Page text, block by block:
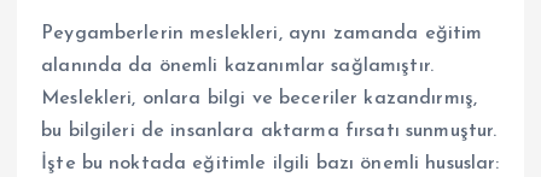
Peygamberlerin meslekleri, aynı zamanda eğitim
alanında da önemli kazanımlar sağlamıştır.
Meslekleri, onlara bilgi ve beceriler kazandırmış,
bu bilgileri de insanlara aktarma fırsatı sunmuştur.
İşte bu noktada eğitimle ilgili bazı önemli hususlar: